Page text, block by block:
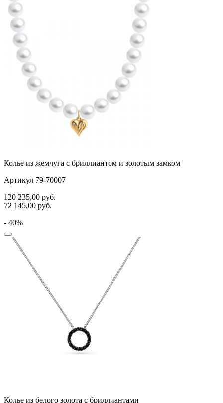
черепаха
яблочки
якорь
ящерки
Колье из жемчуга с бриллиантом и золотым замком
Артикул 79-70007
120 235,00 руб.
72 145,00 руб.
- 40%
Колье из белого золота с бриллиантами